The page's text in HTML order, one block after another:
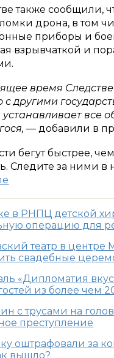
также сообщили,
дрона, в том
приборы и
взрывчаткой и
время
с другими
все
— добавили в
бегут быстрее,
Следите за ними в
в РНПЦ детской
операцию для
театр в центре
свадебные
«Дипломатия
из более чем
с трусами на
преступление
оштрафовали за
вышло?